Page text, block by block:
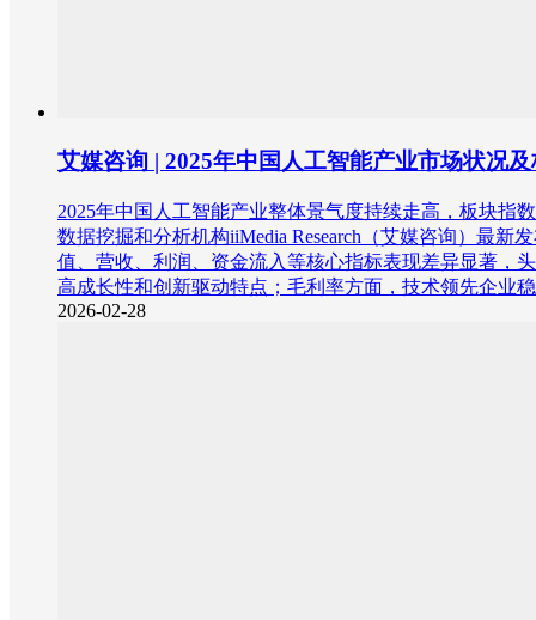
艾媒咨询 | 2025年中国人工智能产业市场状况
2025年中国人工智能产业整体景气度持续走高，板块指
数据挖掘和分析机构iiMedia Research（艾媒咨询）最
值、营收、利润、资金流入等核心指标表现差异显著，
高成长性和创新驱动特点；毛利率方面，技术领先企业
2026-02-28